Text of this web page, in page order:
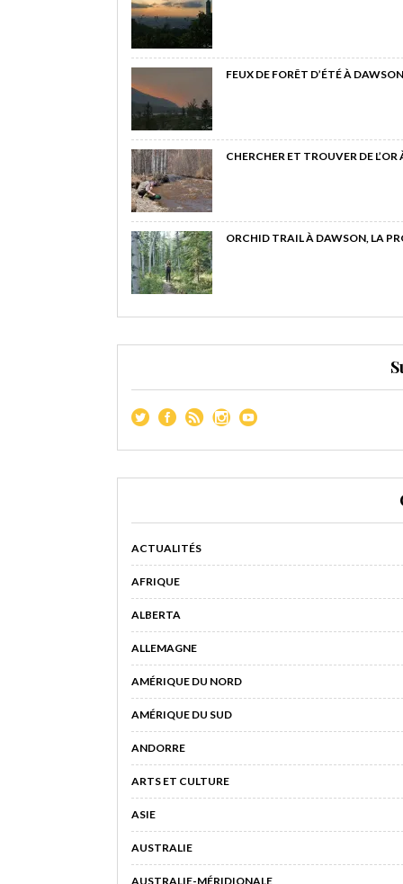
FEUX DE FORÊT D’ÉTÉ À
CHERCHER ET TROUVER DE
ORCHID TRAIL À DAWSON, LA
ACTUALITÉS
AFRIQUE
ALBERTA
ALLEMAGNE
AMÉRIQUE DU NORD
AMÉRIQUE DU SUD
ANDORRE
ARTS ET CULTURE
ASIE
AUSTRALIE
AUSTRALIE-MÉRIDIONALE